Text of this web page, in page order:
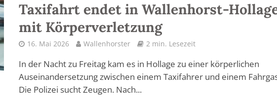
Taxifahrt endet in Wallenhorst-
mit Körperverletzung
16. Mai 2026 Wallenhorster 2 min. Lesezeit
In der Nacht zu Freitag kam es in Hollage zu einer körperlichen
Auseinandersetzung zwischen einem Taxifahrer und einem
Die Polizei sucht Zeugen. Nach...